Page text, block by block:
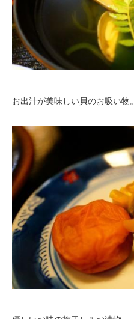
お出汁が美味しい貝のお吸い物。